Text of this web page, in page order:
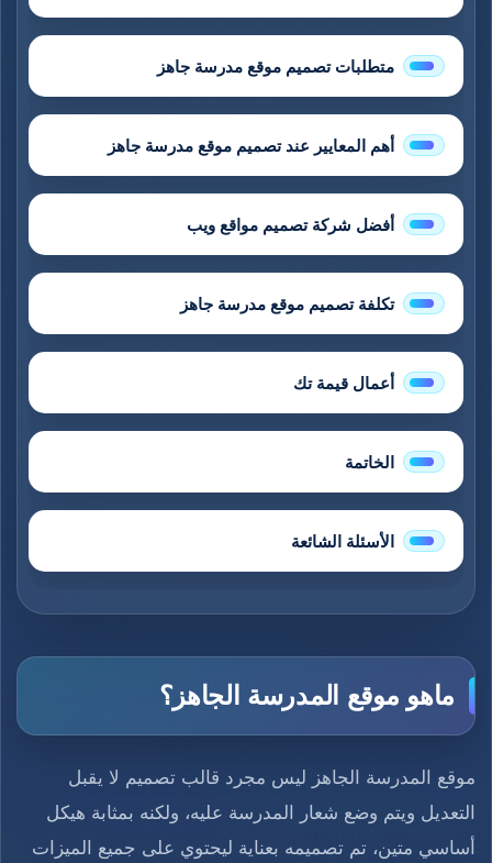
متطلبات تصميم موقع مدرسة جاهز
أهم المعايير عند تصميم موقع مدرسة جاهز
أفضل شركة تصميم مواقع ويب
تكلفة تصميم موقع مدرسة جاهز
أعمال قيمة تك
الخاتمة
الأسئلة الشائعة
ماهو موقع المدرسة الجاهز؟
موقع المدرسة الجاهز ليس مجرد قالب تصميم لا يقبل
التعديل ويتم وضع شعار المدرسة عليه، ولكنه بمثابة هيكل
أساسي متين، تم تصميمه بعناية ليحتوي على جميع الميزات